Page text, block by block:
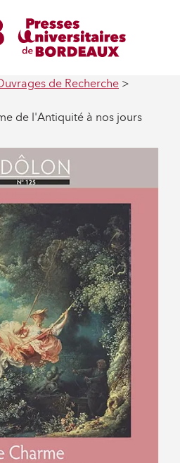
de Recherche
de l'Antiquité à nos jours